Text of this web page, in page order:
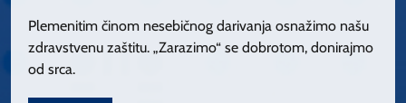
Plemenitim činom nesebičnog darivanja osnažimo našu
zdravstvenu zaštitu. „Zarazimo“ se dobrotom, donirajmo
od srca.